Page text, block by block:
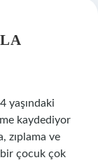
yaşındaki
kaydediyor
zıplama ve
çocuk çok